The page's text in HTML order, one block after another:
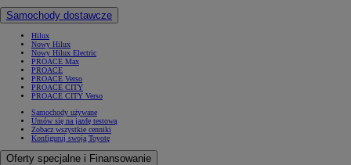
Samochody dostawcze
Hilux
Nowy Hilux
Nowy Hilux Electric
PROACE Max
PROACE
PROACE Verso
PROACE CITY
PROACE CITY Verso
Samochody używane
Umów się na jazdę testową
Zobacz wszystkie cenniki
Konfiguruj swoją Toyotę
Oferty specjalne i Finansowanie